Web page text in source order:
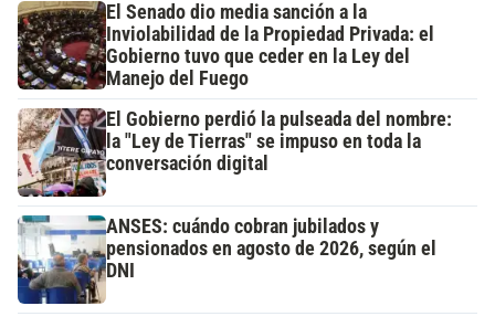
El Senado dio media sanción a la
Inviolabilidad de la Propiedad Privada: el
Gobierno tuvo que ceder en la Ley del
Manejo del Fuego
El Gobierno perdió la pulseada del nombre:
la "Ley de Tierras" se impuso en toda la
conversación digital
ANSES: cuándo cobran jubilados y
pensionados en agosto de 2026, según el
DNI